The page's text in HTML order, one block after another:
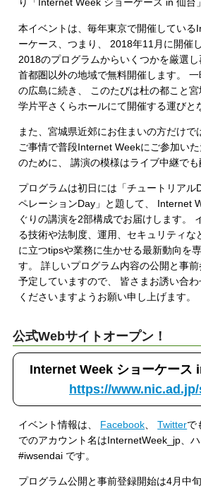
り「Internet Week ショーケース in 仙台
本イベントは、毎年東京で開催している
ーケース、つまり、 2018年11月に開催
2018のプログラムからいくつかを厳選し
首都圏以外の地域で無料開催します。
の広島に続き、 このたびは杜の都こと
学片平さくらホールにて開催する運びと
また、宮城県近郊にお住まいの方だけで
ご事情で普段Internet Weekにご参加い
のために、 講演の模様はライブ中継でも
プログラムは初日には「チュートリアル
ペレーションDay」と題して、 Internet
ぐりの講演を2部構成でお届けします。
る技術や法制度、運用、セキュリティな
に立つtipsや業務に生かせる最新動向を
す。 詳しいプログラム内容の公開と事
予定していますので、 皆さまお誘い合
くださいますようお願い申し上げます。
公式Webサイトオープン！
Internet Week ショーケース
https://
イベント情報は、 Facebook 、Twitterで
でのアカウント名はInternetWeek_jp、ハ
#iwsendai です。
プログラム公開と事前登録開始は4月中